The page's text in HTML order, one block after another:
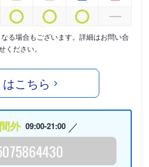
る場合もございます。詳細はお問い合
ください。
こちら
外 09:00-21:00